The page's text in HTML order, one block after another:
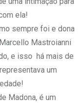
ela!
sempre foi e dona
Mastroianni
e isso há mais de
um
Madona, é um